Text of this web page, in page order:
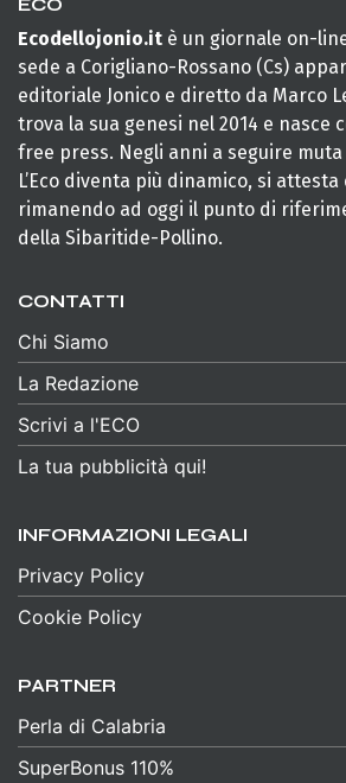
ECO
Ecodellojonio.it è un giornale on-
sede a Corigliano-Rossano (Cs)
editoriale Jonico e diretto da Marco
trova la sua genesi nel 2014 e nasce
free press. Negli anni a seguire
L’Eco diventa più dinamico, si
rimanendo ad oggi il punto di
della Sibaritide-Pollino.
CONTATTI
Chi Siamo
La Redazione
Scrivi a l'ECO
La tua pubblicità qui!
INFORMAZIONI LEGALI
Privacy Policy
Cookie Policy
PARTNER
Perla di Calabria
SuperBonus 110%